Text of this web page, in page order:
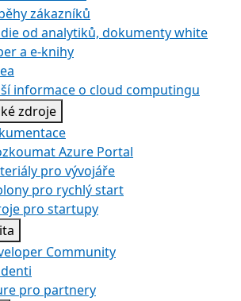
zákazníků
od analytiků, dokumenty white
a e-knihy
informace o cloud computingu
zdroje
Azure Portal
pro vývojáře
pro rychlý start
pro startupy
Community
pro partnery